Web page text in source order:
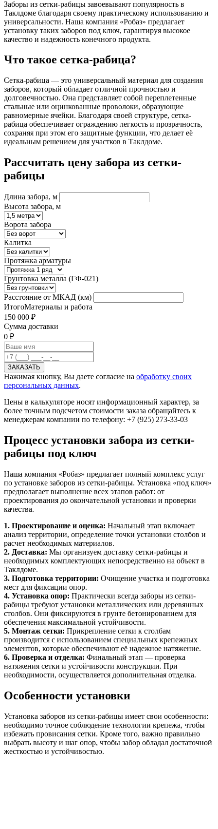
Заборы из сетки-рабицы завоевывают популярность в
Таклдоме благодаря своему практическому использованию и
универсальности. Наша компания «Робаз» предлагает
установку таких заборов под ключ, гарантируя высокое
качество и надежность конечного продукта.
Что такое сетка-рабица?
Сетка-рабица — это универсальный материал для создания
заборов, который обладает отличной прочностью и
долговечностью. Она представляет собой переплетенные
стальные или оцинкованные проволоки, образующие
равномерные ячейки. Благодаря своей структуре, сетка-
рабица обеспечивает ограждению легкость и прозрачность,
сохраняя при этом его защитные функции, что делает её
идеальным решением для участков в Таклдоме.
Рассчитать цену забора из сетки-
рабицы
Длина забора, м
Высота забора, м
Ворота забора
Калитка
Протяжка арматуры
Грунтовка металла (ГФ-021)
Расстояние от МКАД (км)
ИтогоМатериалы и работа
150 000 ₽
Сумма доставки
0 ₽
Нажимая кнопку, Вы даете согласие на обработку своих
персональных данных.
Цены в калькуляторе носят информационный характер, за
более точным подсчетом стоимости заказа обращайтесь к
менеджерам компании по телефону: +7 (925) 273-33-03
Процесс установки забора из сетки-
рабицы под ключ
Наша компания «Робаз» предлагает полный комплекс услуг
по установке заборов из сетки-рабицы. Установка «под ключ»
предполагает выполнение всех этапов работ: от
проектирования до окончательной установки и проверки
качества.
1. Проектирование и оценка: Начальный этап включает
анализ территории, определение точки установки столбов и
расчет необходимых материалов.
2. Доставка: Мы организуем доставку сетки-рабицы и
необходимых комплектующих непосредственно на объект в
Таклдоме.
3. Подготовка территории: Очищение участка и подготовка
мест для фиксации опор.
4. Установка опор: Практически всегда заборы из сетки-
рабицы требуют установки металлических или деревянных
столбов. Они фиксируются в грунте бетонированием для
обеспечения максимальной устойчивости.
5. Монтаж сетки: Прикрепление сетки к столбам
производится с использованием специальных крепежных
элементов, которые обеспечивают её надежное натяжение.
6. Проверка и отделка: Финальный этап — проверка
натяжения сетки и устойчивости конструкции. При
необходимости, осуществляется дополнительная отделка.
Особенности установки
Установка заборов из сетки-рабицы имеет свои особенности:
необходимо точное соблюдение технологии крепежа, чтобы
избежать провисания сетки. Кроме того, важно правильно
выбрать высоту и шаг опор, чтобы забор обладал достаточной
жесткостью и устойчивостью.